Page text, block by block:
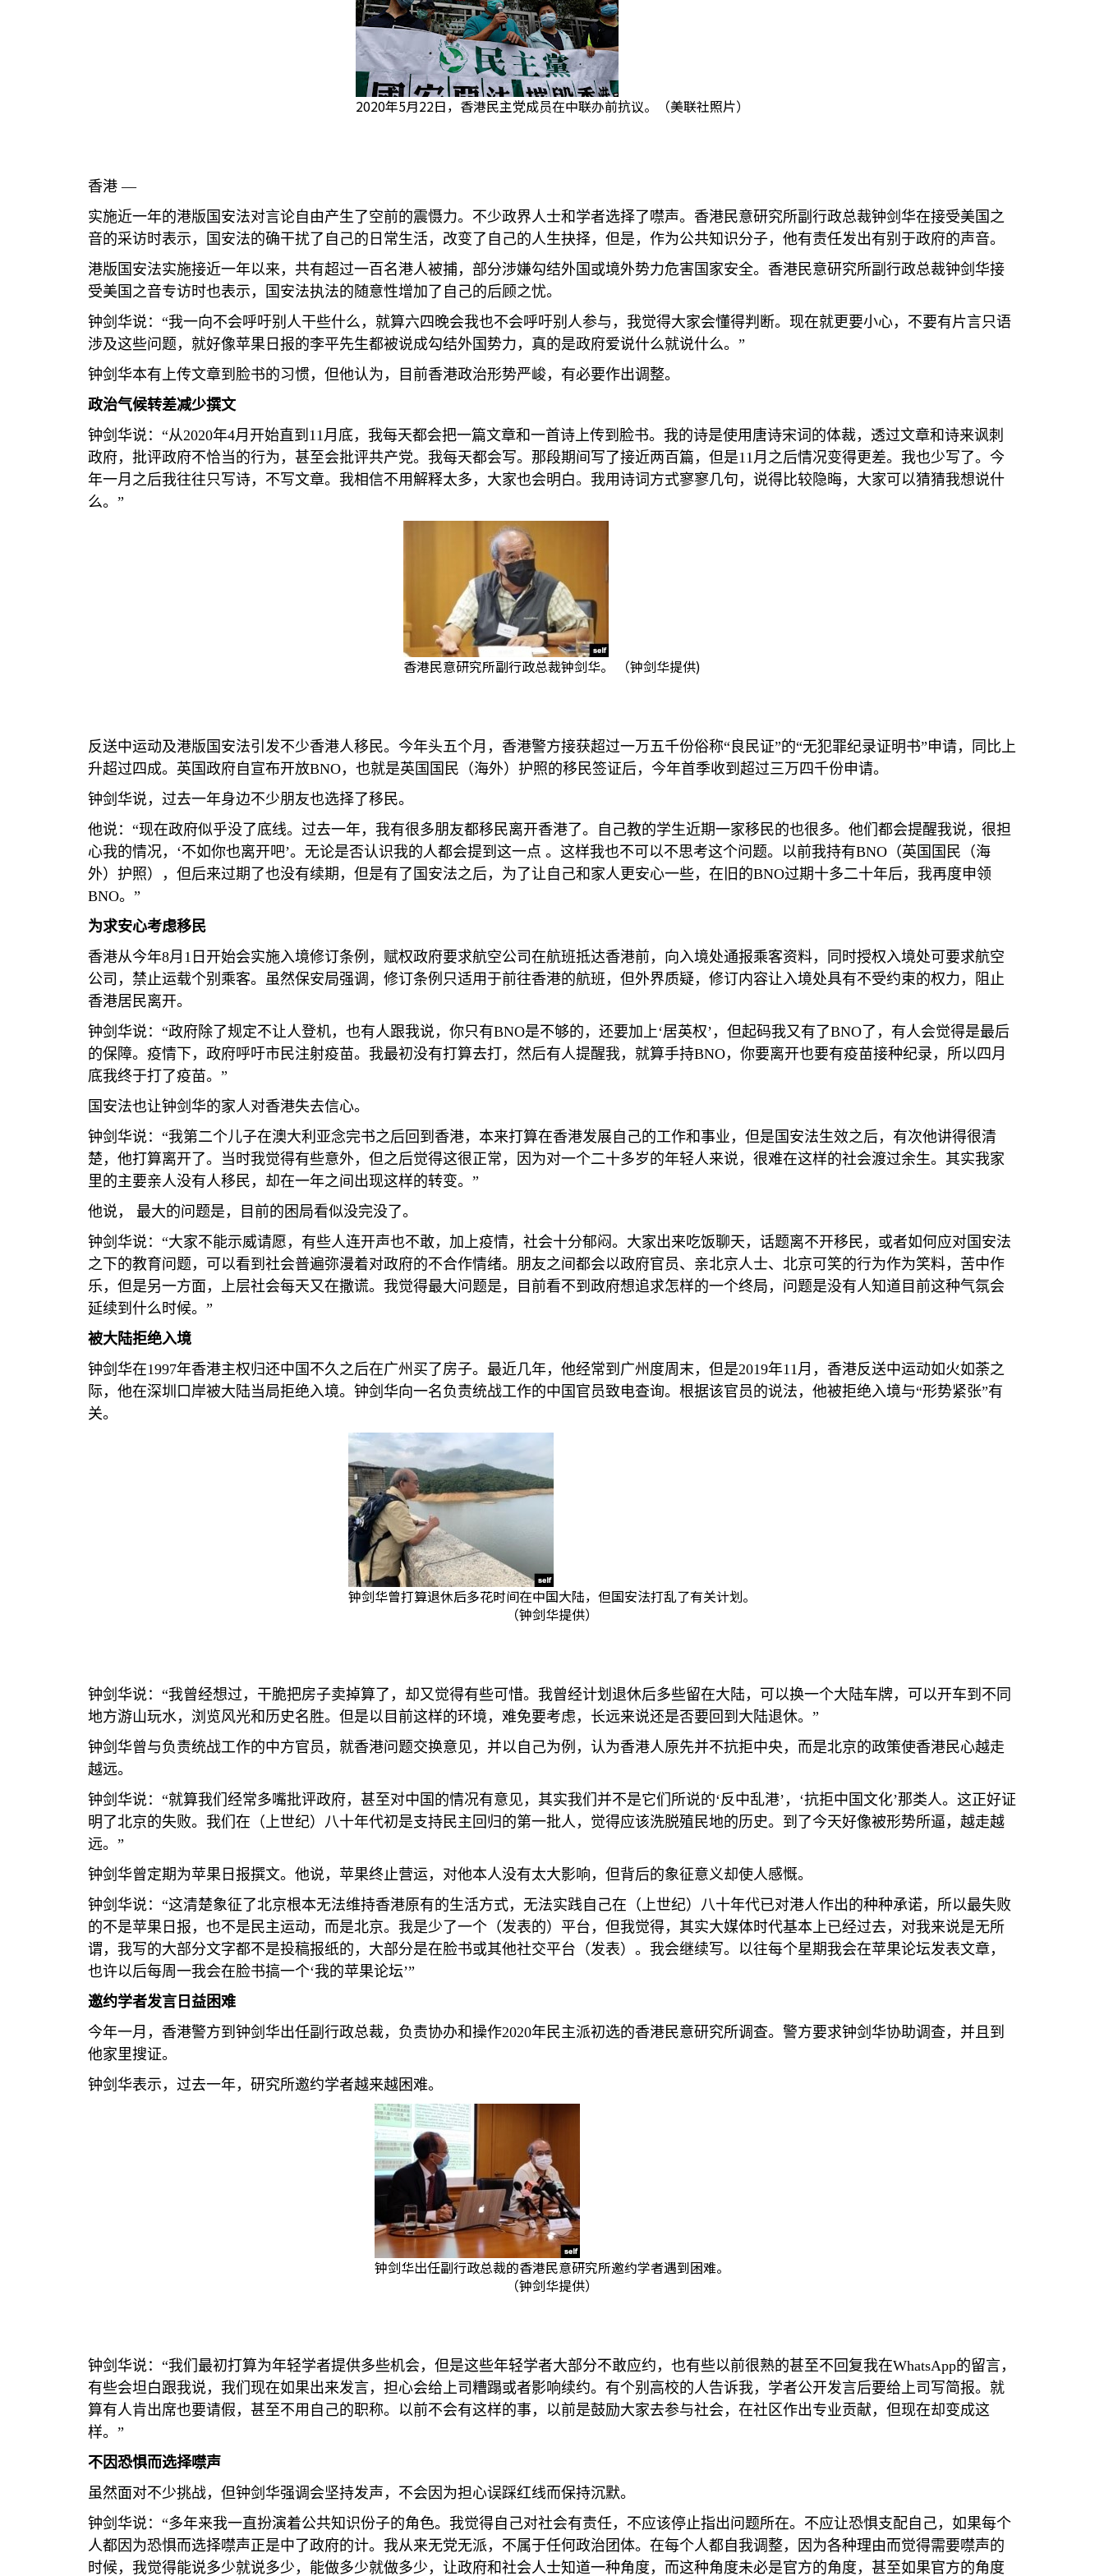
2020年5月22日，香港民主党成员在中联办前抗议。（美联社照片）
香港 —
实施近一年的港版国安法对言论自由产生了空前的震慑力。不少政界人士和学者选择了噤声。香港民意研究所副行政总裁钟剑华在接受美国之
音的采访时表示，国安法的确干扰了自己的日常生活，改变了自己的人生抉择，但是，作为公共知识分子，他有责任发出有别于政府的声音。
港版国安法实施接近一年以来，共有超过一百名港人被捕，部分涉嫌勾结外国或境外势力危害国家安全。香港民意研究所副行政总裁钟剑华接
受美国之音专访时也表示，国安法执法的随意性增加了自己的后顾之忧。
钟剑华说：“我一向不会呼吁别人干些什么，就算六四晚会我也不会呼吁别人参与，我觉得大家会懂得判断。现在就更要小心，不要有片言只语
涉及这些问题，就好像苹果日报的李平先生都被说成勾结外国势力，真的是政府爱说什么就说什么。”
钟剑华本有上传文章到脸书的习惯，但他认为，目前香港政治形势严峻，有必要作出调整。
政治气候转差减少撰文
钟剑华说：“从2020年4月开始直到 11月底，我每天都会把一篇文章和一首诗上传到脸书。我的诗是使用唐诗宋词的体裁，透过文章和诗来讽刺
政府，批评政府不恰当的行为，甚至会批评共产党。我每天都会写。那段期间写了接近两百篇，但是11月之后情况变得更差。我也少写了。今
年一月之后我往往只写诗，不写文章。我相信不用解释太多，大家也会明白。我用诗词方式寥寥几句，说得比较隐晦，大家可以猜猜我想说什
么。”
香港民意研究所副行政总裁钟剑华。 （钟剑华提供)
反送中运动及港版国安法引发不少香港人移民。今年头五个月，香港警方接获超过一万五千份俗称“良民证”的“无犯罪纪录证明书”申请，同比上
升超过四成。英国政府自宣布开放BNO，也就是英国国民（海外）护照的移民签证后，今年首季收到超过三万四千份申请。
钟剑华说，过去一年身边不少朋友也选择了移民。
他说：“现在政府似乎没了底线。过去一年，我有很多朋友都移民离开香港了。自己教的学生近期一家移民的也很多。他们都会提醒我说，很担
心我的情况，‘不如你也离开吧’。无论是否认识我的人都会提到这一点 。这样我也不可以不思考这个问题。以前我持有BNO （英国国民（海
外）护照），但后来过期了也没有续期，但是有了国安法之后，为了让自己和家人更安心一些，在旧的BNO过期十多二十年后，我再度申领
BNO。”
为求安心考虑移民
香港从今年8月 1 日开始会实施入境修订条例，赋权政府要求航空公司在航班抵达香港前，向入境处通报乘客资料，同时授权入境处可要求航空
公司，禁止运载个别乘客。虽然保安局强调，修订条例只适用于前往香港的航班，但外界质疑，修订内容让入境处具有不受约束的权力，阻止
香港居民离开。
钟剑华说：“政府除了规定不让人登机，也有人跟我说，你只有BNO是不够的，还要加上‘居英权’，但起码我又有了BNO 了，有人会觉得是最后
的保障。疫情下，政府呼吁市民注射疫苗。我最初没有打算去打，然后有人提醒我，就算手持BNO，你要离开也要有疫苗接种纪录，所以四月
底我终于打了疫苗。”
国安法也让钟剑华的家人对香港失去信心。
钟剑华说：“我第二个儿子在澳大利亚念完书之后回到香港，本来打算在香港发展自己的工作和事业，但是国安法生效之后，有次他讲得很清
楚，他打算离开了。当时我觉得有些意外，但之后觉得这很正常，因为对一个二十多岁的年轻人来说，很难在这样的社会渡过余生。其实我家
里的主要亲人没有人移民，却在一年之间出现这样的转变。”
他说， 最大的问题是，目前的困局看似没完没了。
钟剑华说：“大家不能示威请愿，有些人连开声也不敢，加上疫情，社会十分郁闷。大家出来吃饭聊天，话题离不开移民，或者如何应对国安法
之下的教育问题，可以看到社会普遍弥漫着对政府的不合作情绪。朋友之间都会以政府官员、亲北京人士、北京可笑的行为作为笑料，苦中作
乐，但是另一方面，上层社会每天又在撒谎。我觉得最大问题是，目前看不到政府想追求怎样的一个终局，问题是没有人知道目前这种气氛会
延续到什么时候。”
被大陆拒绝入境
钟剑华在1997年香港主权归还中国不久之后在广州买了房子。最近几年，他经常到广州度周末，但是2019年11月，香港反送中运动如火如荼之
际，他在深圳口岸被大陆当局拒绝入境。钟剑华向一名负责统战工作的中国官员致电查询。根据该官员的说法，他被拒绝入境与“形势紧张”有
关。
钟剑华曾打算退休后多花时间在中国大陆，但国安法打乱了有关计划。
（钟剑华提供）
钟剑华说：“我曾经想过，干脆把房子卖掉算了，却又觉得有些可惜。我曾经计划退休后多些留在大陆，可以换一个大陆车牌，可以开车到不同
地方游山玩水，浏览风光和历史名胜。但是以目前这样的环境，难免要考虑，长远来说还是否要回到大陆退休。”
钟剑华曾与负责统战工作的中方官员，就香港问题交换意见，并以自己为例，认为香港人原先并不抗拒中央，而是北京的政策使香港民心越走
越远。
钟剑华说：“就算我们经常多嘴批评政府，甚至对中国的情况有意见，其实我们并不是它们所说的‘反中乱港’，‘抗拒中国文化’那类人。这正好证
明了北京的失败。我们在（上世纪）八十年代初是支持民主回归的第一批人，觉得应该洗脱殖民地的历史。到了今天好像被形势所逼，越走越
远。”
钟剑华曾定期为苹果日报撰文。他说，苹果终止营运，对他本人没有太大影响，但背后的象征意义却使人感慨。
钟剑华说：“这清楚象征了北京根本无法维持香港原有的生活方式，无法实践自己在（上世纪）八十年代已对港人作出的种种承诺，所以最失败
的不是苹果日报，也不是民主运动，而是北京。我是少了一个（发表的）平台，但我觉得，其实大媒体时代基本上已经过去，对我来说是无所
谓，我写的大部分文字都不是投稿报纸的，大部分是在脸书或其他社交平台（发表）。我会继续写。以往每个星期我会在苹果论坛发表文章，
也许以后每周一我会在脸书搞一个‘我的苹果论坛’”
邀约学者发言日益困难
今年一月，香港警方到钟剑华出任副行政总裁，负责协办和操作2020年民主派初选的香港民意研究所调查。警方要求钟剑华协助调查，并且到
他家里搜证。
钟剑华表示，过去一年，研究所邀约学者越来越困难。
钟剑华出任副行政总裁的香港民意研究所邀约学者遇到困难。
（钟剑华提供）
钟剑华说：“我们最初打算为年轻学者提供多些机会，但是这些年轻学者大部分不敢应约，也有些以前很熟的甚至不回复我在WhatsApp的留言，
有些会坦白跟我说，我们现在如果出来发言，担心会给上司糟蹋或者影响续约。有个别高校的人告诉我，学者公开发言后要给上司写简报。就
算有人肯出席也要请假，甚至不用自己的职称。以前不会有这样的事，以前是鼓励大家去参与社会，在社区作出专业贡献，但现在却变成这
样。”
不因恐惧而选择噤声
虽然面对不少挑战，但钟剑华强调会坚持发声，不会因为担心误踩红线而保持沉默。
钟剑华说：“多年来我一直扮演着公共知识份子的角色。我觉得自己对社会有责任，不应该停止指出问题所在。不应让恐惧支配自己，如果每个
人都因为恐惧而选择噤声正是中了政府的计。我从来无党无派，不属于任何政治团体。在每个人都自我调整，因为各种理由而觉得需要噤声的
时候，我觉得能说多少就说多少，能做多少就做多少，让政府和社会人士知道一种角度，而这种角度未必是官方的角度，甚至如果官方的角度